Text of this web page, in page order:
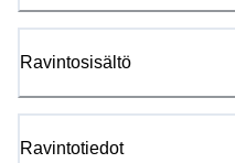
Ravintosisältö
Ravintotiedot